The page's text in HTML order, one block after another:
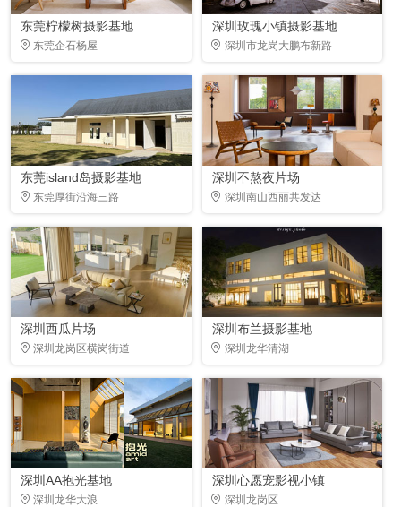
东莞柠檬树摄影基地
东莞企石杨屋
深圳玫瑰小镇摄影基地
深圳市龙岗大鹏布新路
东莞island岛摄影基地
东莞厚街沿海三路
深圳不熬夜片场
深圳南山西丽共发达
深圳西瓜片场
深圳龙岗区横岗街道
深圳布兰摄影基地
深圳龙华清湖
深圳AA抱光基地
深圳龙华大浪
深圳心愿宠影视小镇
深圳龙岗区